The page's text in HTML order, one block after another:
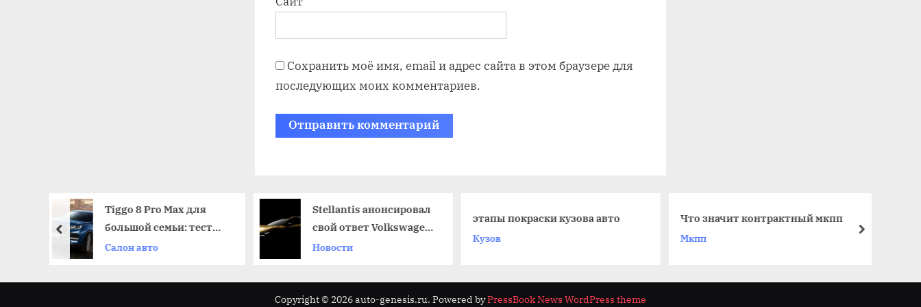
Сохранить моё имя, email и адрес сайта в этом браузере для
последующих моих комментариев.
семьи: тест
Stellantis анонсировал
свой ответ Volkswagen
этапы покраски кузова авто Что значит контрактный мкпп
ниссан тиида
prev next
Copyright © 2026 auto-genesis.ru. Powered byPressBook News WordPress theme